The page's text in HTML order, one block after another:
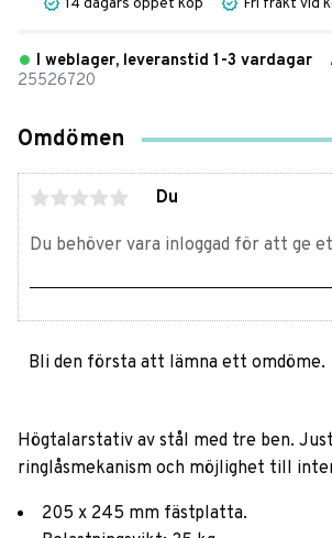
I weblager, leveranstid 1-3 vardagar
25526720
Omdömen
Du
Bli den första att lämna ett omdöme.
Högtalarstativ av stål med tre ben.
ringlåsmekanism och möjlighet till
205 x 245 mm fästplatta.